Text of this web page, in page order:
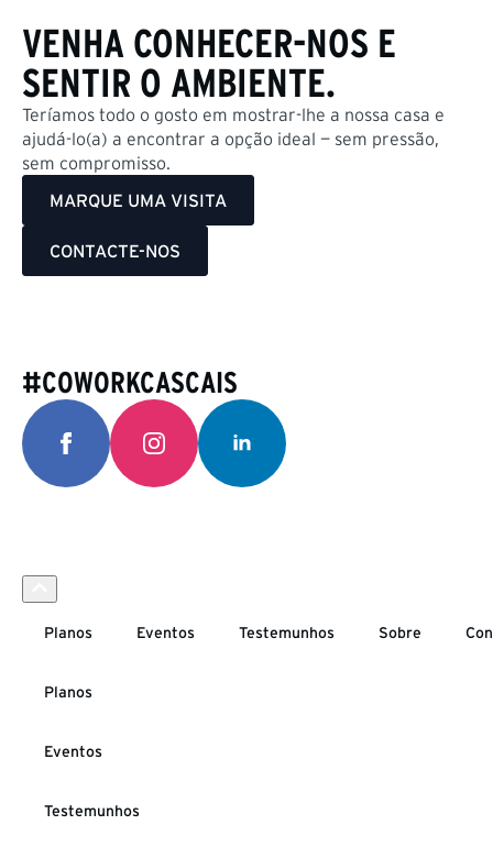
VENHA CONHECER-NOS E
SENTIR O AMBIENTE.
Teríamos todo o gosto em mostrar-lhe a nossa casa e
ajudá-lo(a) a encontrar a opção ideal — sem pressão,
sem compromisso.
MARQUE UMA VISITA
CONTACTE-NOS
#COWORKCASCAIS
Planos Eventos Testemunhos Sobre
Planos
Eventos
Testemunhos